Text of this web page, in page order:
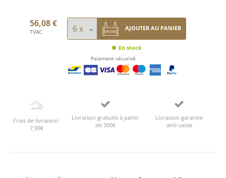
56,08 €
TVAC
AJOUTER AU PANIER
En stock
Paiement sécurisé
Frais de livraison:
7,99€
Livraison gratuite à partir
de 300€
Livraison garantie
anti-casse